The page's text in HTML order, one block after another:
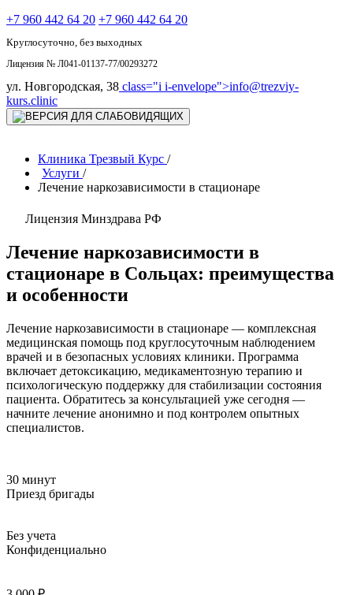
+7 960 442 64 20 +7 960 442 64 20
Круглосуточно, без выходных
Лицензия № Л041-01137-77/00293272
ул. Новгородская, 38 class="i i-envelope">info@trezviy-
kurs.clinic
Клиника Трезвый Курс /
Услуги /
Лечение наркозависимости в стационаре
Лицензия Минздрава РФ
Лечение наркозависимости в
стационаре в Сольцах: преимущества
и особенности
Лечение наркозависимости в стационаре — комплексная
медицинская помощь под круглосуточным наблюдением
врачей и в безопасных условиях клиники. Программа
включает детоксикацию, медикаментозную терапию и
психологическую поддержку для стабилизации состояния
пациента. Обратитесь за консультацией уже сегодня —
начните лечение анонимно и под контролем опытных
специалистов.
30 минут
Приезд бригады
Без учета
Конфиденциально